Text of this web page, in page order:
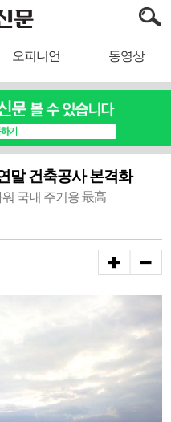
오피니언 동영상
말 건축공사 본격화
국내 주거용 最高